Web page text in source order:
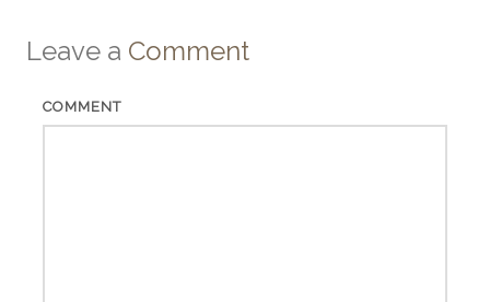
Leave a Comment
COMMENT